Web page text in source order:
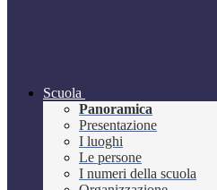
Scuola
Panoramica
Presentazione
I luoghi
Le persone
I numeri della scuola